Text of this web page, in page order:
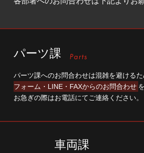
パーツ課
パーツ課へのお問合わせは混雑を避ける
フォーム・LINE・FAXからのお問合わせ
お急ぎの際はお電話にてご連絡ください。
車両課